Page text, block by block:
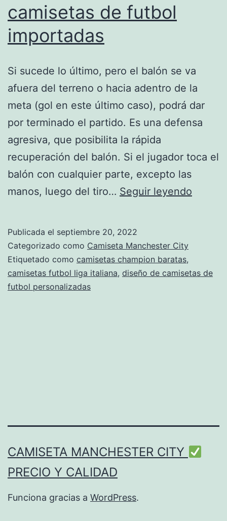
camisetas de futbol
importadas
Si sucede lo último, pero el balón se va
afuera del terreno o hacia adentro de la
meta (gol en este último caso), podrá dar
por terminado el partido. Es una defensa
agresiva, que posibilita la rápida
recuperación del balón. Si el jugador toca el
balón con cualquier parte, excepto las
manos, luego del tiro… Seguir leyendo
Publicada el septiembre 20, 2022
Categorizado como Camiseta Manchester City
Etiquetado como camisetas champion baratas,
camisetas futbol liga italiana, diseño de camisetas de
futbol personalizadas
CAMISETA MANCHESTER CITY
PRECIO Y CALIDAD
Funciona gracias a WordPress.